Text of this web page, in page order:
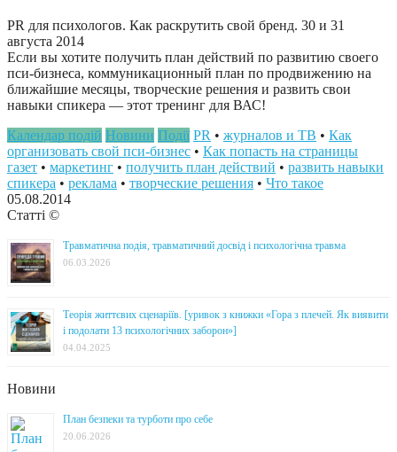
PR для психологов. Как раскрутить свой бренд. 30 и 31
августа 2014
Если вы хотите получить план действий по развитию своего
пси-бизнеса, коммуникационный план по продвижению на
ближайшие месяцы, творческие решения и развить свои
навыки спикера — этот тренинг для ВАС!
Календар подій Новини Події PR • журналов и ТВ • Как
организовать свой пси-бизнес • Как попасть на страницы
газет • маркетинг • получить план действий • развить навыки
спикера • реклама • творческие решения • Что такое
05.08.2014
Статті ©
Травматична подія, травматичний досвід і психологічна травма
06.03.2026
Теорія життєвих сценаріїв. [уривок з книжки «Гора з плечей. Як виявити
і подолати 13 психологічних заборон»]
04.04.2025
Новини
План безпеки та турботи про себе
20.06.2026